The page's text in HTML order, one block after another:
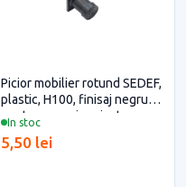
In stoc
Picior mobilier rotund SEDEF,
plastic, H100, finisaj negru
pentru casa si proiecte
5,50 lei